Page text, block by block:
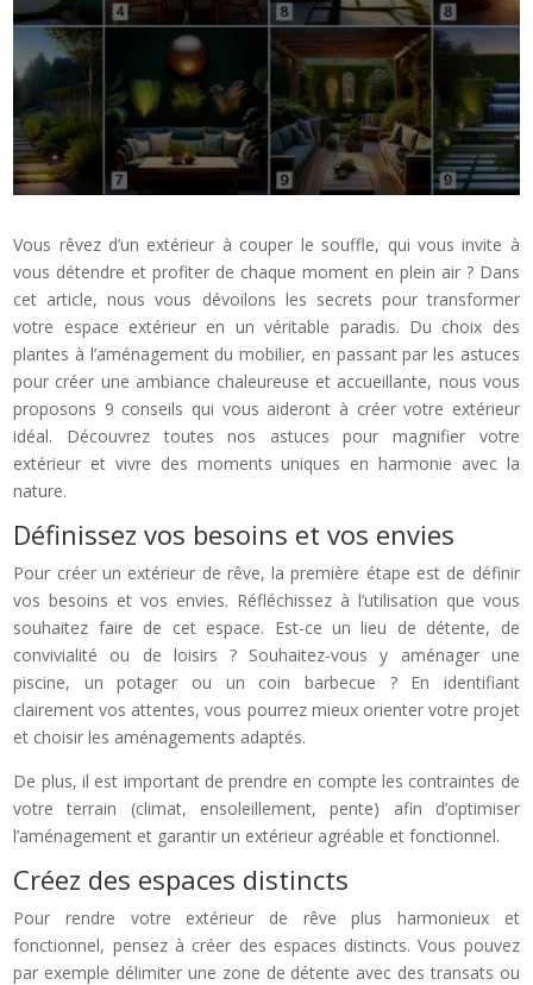
Vous rêvez d’un extérieur à couper le souffle, qui vous invite à
vous détendre et profiter de chaque moment en plein air ? Dans
cet article, nous vous dévoilons les secrets pour transformer
votre espace extérieur en un véritable paradis. Du choix des
plantes à l’aménagement du mobilier, en passant par les astuces
pour créer une ambiance chaleureuse et accueillante, nous vous
proposons 9 conseils qui vous aideront à créer votre extérieur
idéal. Découvrez toutes nos astuces pour magnifier votre
extérieur et vivre des moments uniques en harmonie avec la
nature.
Définissez vos besoins et vos envies
Pour créer un extérieur de rêve, la première étape est de définir
vos besoins et vos envies. Réfléchissez à l’utilisation que vous
souhaitez faire de cet espace. Est-ce un lieu de détente, de
convivialité ou de loisirs ? Souhaitez-vous y aménager une
piscine, un potager ou un coin barbecue ? En identifiant
clairement vos attentes, vous pourrez mieux orienter votre projet
et choisir les aménagements adaptés.
De plus, il est important de prendre en compte les contraintes de
votre terrain (climat, ensoleillement, pente) afin d’optimiser
l’aménagement et garantir un extérieur agréable et fonctionnel.
Créez des espaces distincts
Pour rendre votre extérieur de rêve plus harmonieux et
fonctionnel, pensez à créer des espaces distincts. Vous pouvez
par exemple délimiter une zone de détente avec des transats ou